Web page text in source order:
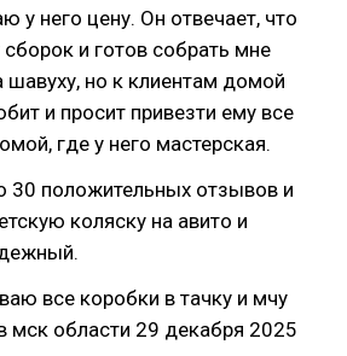
у него цену. Он отвечает, что
и готов собрать мне
шавуху, но к клиентам домой
и просит привезти ему все
где у него мастерская.
30 положительных отзывов и
коляску на авито и
все коробки в тачку и мчу
мск области 29 декабря 2025